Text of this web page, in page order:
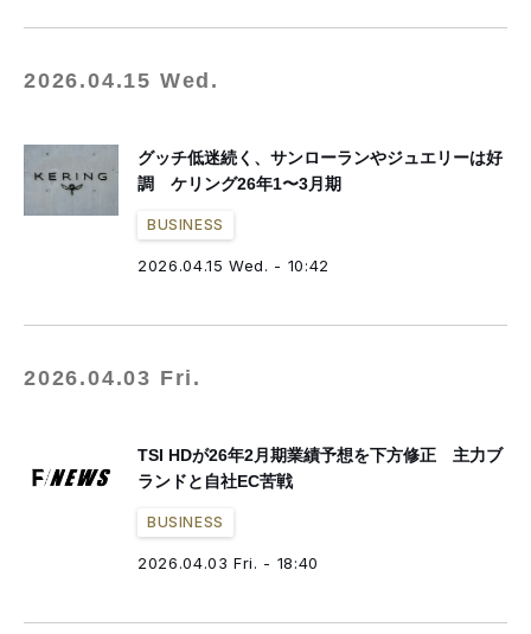
2026.04.15 Wed.
グッチ低迷続く、サンローランやジュエリーは好
調 ケリング26年1〜3月期
BUSINESS
2026.04.15 Wed. - 10:42
2026.04.03 Fri.
TSI HDが26年2月期業績予想を下方修正 主力ブ
ランドと自社EC苦戦
BUSINESS
2026.04.03 Fri. - 18:40